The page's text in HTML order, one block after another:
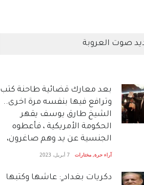
صوت العروبة
بعد معارك قضائية طاحنة كتب
وترافع فيها بنفسه مرة اخرى..
الشيخ طارق يوسف يقهر
الحكومة الأمريكية ، فأعطوه
الجنسية عن يد وهم صاغرون،
آراء حرة, مختارات 7 أبريل، 2023
دكريات بغداد ٍ: عاشها وكتبها